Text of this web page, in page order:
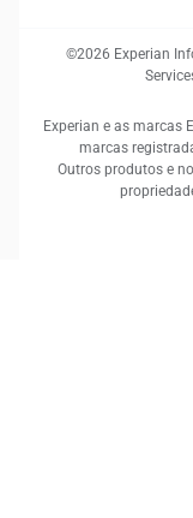
©2026 Experian
Experian e as marcas
marcas
Outros produtos e